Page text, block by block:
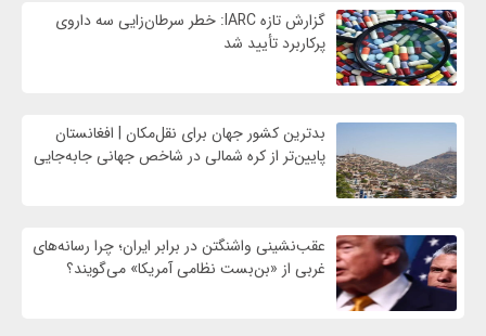
گزارش تازه IARC: خطر سرطان‌زایی سه داروی
پرکاربرد تأیید شد
بدترین کشور جهان برای نقل‌مکان | افغانستان
پایین‌تر از کره شمالی در شاخص جهانی جابه‌جایی
عقب‌نشینی واشنگتن در برابر ایران؛ چرا رسانه‌های
غربی از «بن‌بست نظامی آمریکا» می‌گویند؟